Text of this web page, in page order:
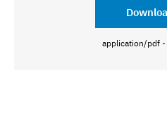
application/pdf -